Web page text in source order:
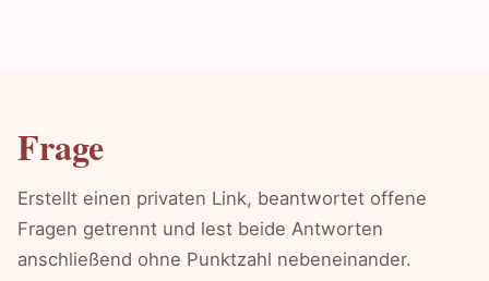
Frage
Erstellt einen privaten Link, beantwortet offene
Fragen getrennt und lest beide Antworten
anschließend ohne Punktzahl nebeneinander.